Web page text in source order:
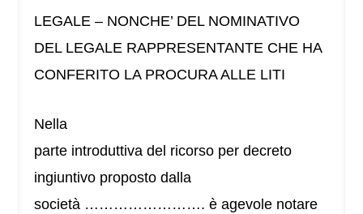
LEGALE – NONCHE’ DEL NOMINATIVO
DEL LEGALE RAPPRESENTANTE CHE HA
CONFERITO LA PROCURA ALLE LITI
Nella
parte introduttiva del ricorso per decreto
ingiuntivo proposto dalla
società ……………………. è agevole notare